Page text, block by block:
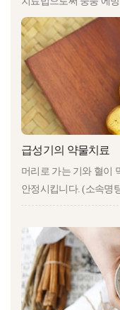
급성기의 약물치료
머리로 가는 기와 혈이
안정시킵니다. (소속명